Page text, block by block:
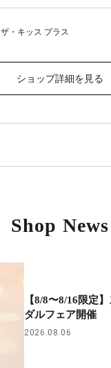
ザ・キッス プラス
ショップ詳細を見る
Shop News
【8/8〜8/16限定
ダルフェア開催
2026.08.06